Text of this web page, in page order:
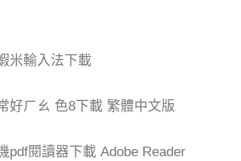
米輸入法下載
好ㄏㄠ 色8下載 繁體中文版
pdf閱讀器下載 Adobe Reader